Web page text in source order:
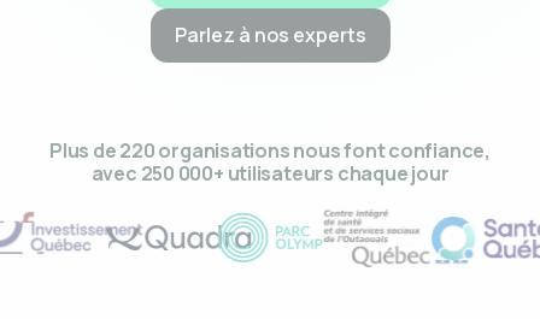
Parlez à nos experts
Plus de 220 organisations nous font confiance,
avec 250 000+ utilisateurs chaque jour